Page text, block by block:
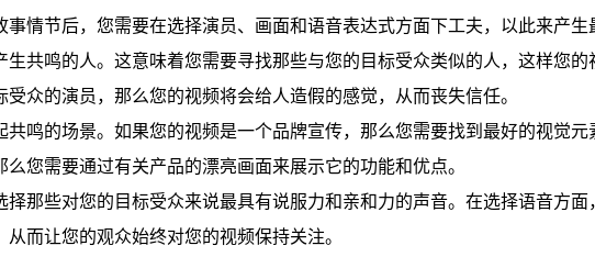
情节后，您需要在选择演员、画面和语音表达式方面下工夫，以此来产生
共鸣的人。这意味着您需要寻找那些与您的目标受众类似的人，这样您的
众的演员，那么您的视频将会给人造假的感觉，从而丧失信任。
鸣的场景。如果您的视频是一个品牌宣传，那么您需要找到最好的视觉元
您需要通过有关产品的漂亮画面来展示它的功能和优点。
那些对您的目标受众来说最具有说服力和亲和力的声音。在选择语音方面
而让您的观众始终对您的视频保持关注。